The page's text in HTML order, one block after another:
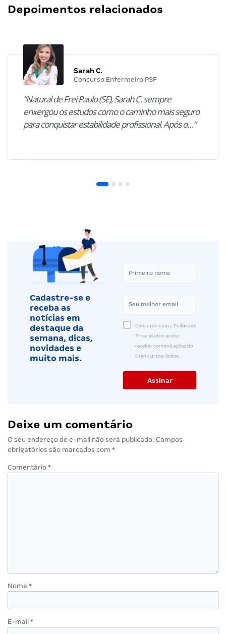
Depoimentos relacionados
Sarah C.
Concurso Enfermeiro PSF
“Natural de Frei Paulo (SE), Sarah C. sempre
enxergou os estudos como o caminho mais seguro
para conquistar estabilidade profissional. Após o…”
Cadastre-se e
receba as
notícias em
destaque da
semana, dicas,
novidades e
muito mais.
Concordo com a Política de
Privacidade e aceito
receber comunicações do
Gran Cursos Online.
Deixe um comentário
O seu endereço de e-mail não será publicado. Campos
obrigatórios são marcados com *
Comentário *
Nome *
E-mail *